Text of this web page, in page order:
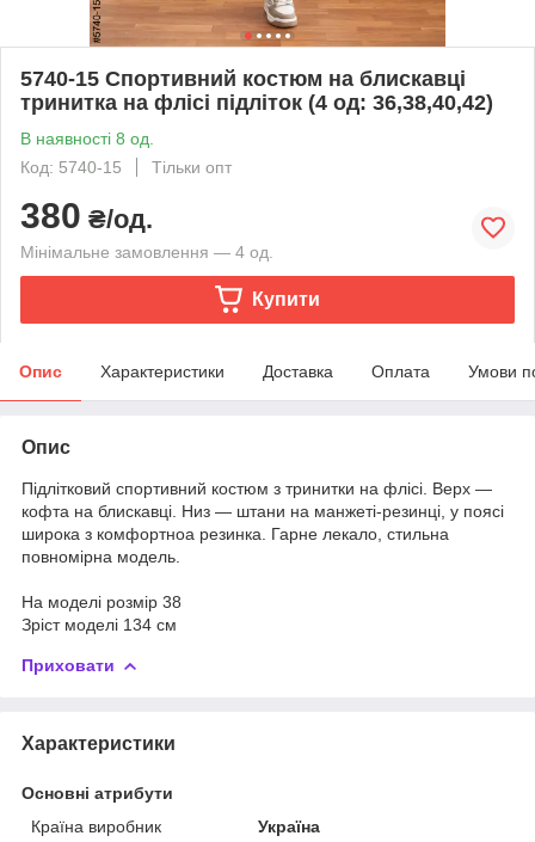
5740-15 Спортивний костюм на блискавці
тринитка на флісі підліток (4 од: 36,38,40,42)
В наявності 8 од.
Код: 5740-15
Тільки опт
380 ₴/од.
Мінімальне замовлення — 4 од.
Купити
Опис Характеристики Доставка Оплата Умови
Опис
Підлітковий спортивний костюм з тринитки на флісі. Верх —
кофта на блискавці. Низ — штани на манжеті-резинці, у поясі
широка з комфортноа резинка. Гарне лекало, стильна
повномірна модель.
На моделі розмір 38
Зріст моделі 134 см
Приховати
Характеристики
Основні атрибути
Країна виробник
Україна